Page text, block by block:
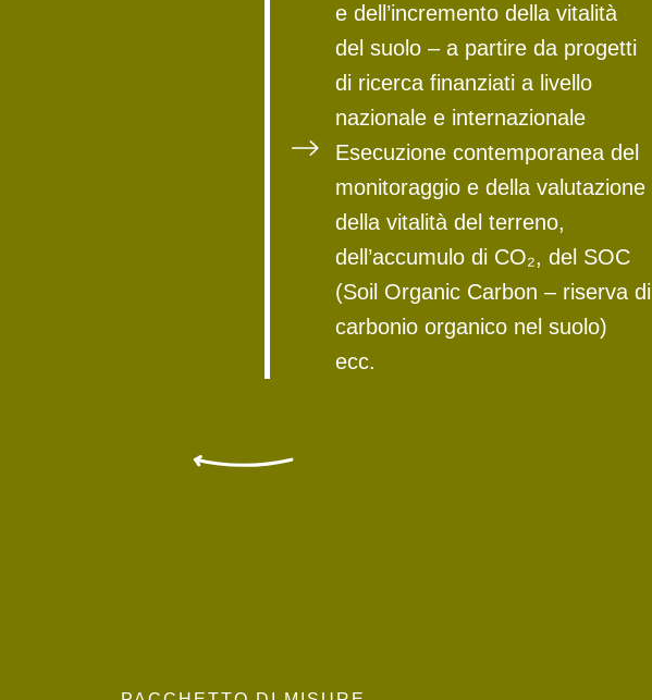
e dell’incremento della vitalità
del suolo – a partire da progetti
di ricerca finanziati a livello
nazionale e internazionale
Esecuzione contemporanea del
monitoraggio e della valutazione
della vitalità del terreno,
dell’accumulo di CO₂, del SOC
(Soil Organic Carbon – riserva di
carbonio organico nel suolo)
ecc.